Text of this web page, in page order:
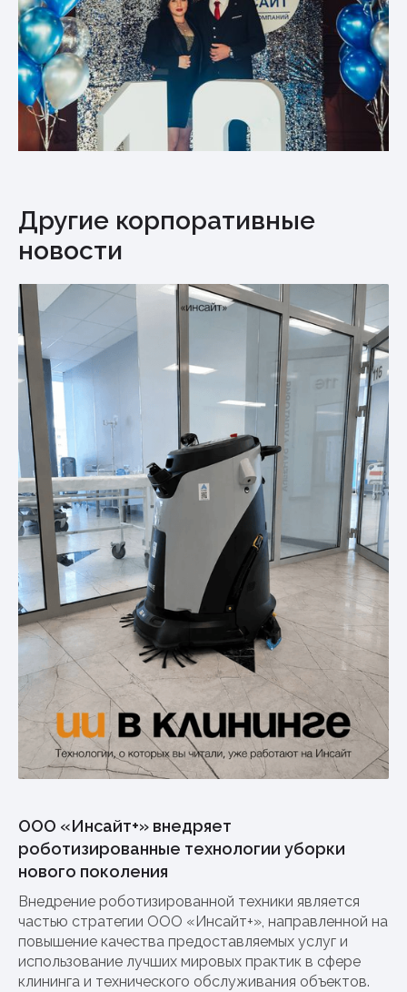
Другие корпоративные
новости
ООО «Инсайт+» внедряет
роботизированные технологии уборки
нового поколения
Внедрение роботизированной техники является
частью стратегии ООО «Инсайт+», направленной на
повышение качества предоставляемых услуг и
использование лучших мировых практик в сфере
клининга и технического обслуживания объектов.